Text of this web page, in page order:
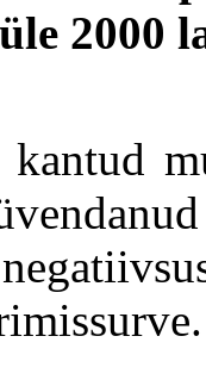
2000